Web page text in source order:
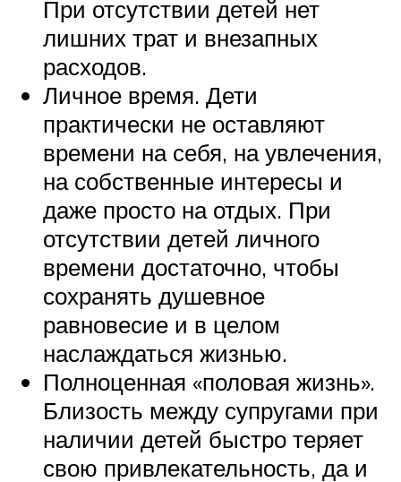
При отсутствии детей нет
лишних трат и внезапных
расходов.
Личное время. Дети
практически не оставляют
времени на себя, на увлечения,
на собственные интересы и
даже просто на отдых. При
отсутствии детей личного
времени достаточно, чтобы
сохранять душевное
равновесие и в целом
наслаждаться жизнью.
Полноценная «половая жизнь».
Близость между супругами при
наличии детей быстро теряет
свою привлекательность, да и